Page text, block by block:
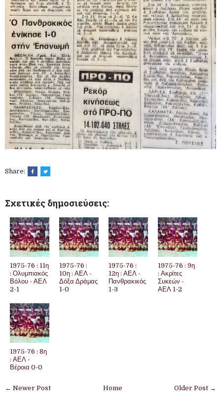
Share:
Σχετικές δημοσιεύσεις:
1975-76 : 11η
: Ολυμπιακός
Βόλου - ΑΕΛ
2-1
1975-76 :
10η : ΑΕΛ -
Δόξα Δράμας
1-0
1975-76 :
12η : ΑΕΛ -
Πανθρακικός
1-3
1975-76 : 9η
: Ακρίτες
Συκεών -
ΑΕΛ 1-2
1975-76 : 8η
: ΑΕΛ -
Βέροια 0-0
← Newer Post Older Post →
Home